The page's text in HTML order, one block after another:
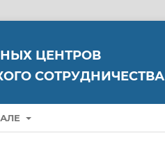
ЦЕНТРОВ
СОТРУДНИЧЕСТВА